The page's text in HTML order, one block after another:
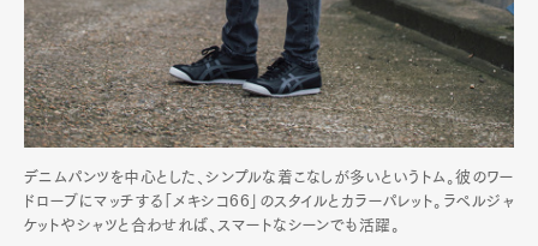
Art&DesignWatch
Fashion
デニムパンツを中心とした、シンプルな着こなしが多いというトム。彼のワー
ドローブにマッチする「メキシコ66」のスタイルとカラーパレット。ラペルジャ
ケットやシャツと合わせれば、スマートなシーンでも活躍。